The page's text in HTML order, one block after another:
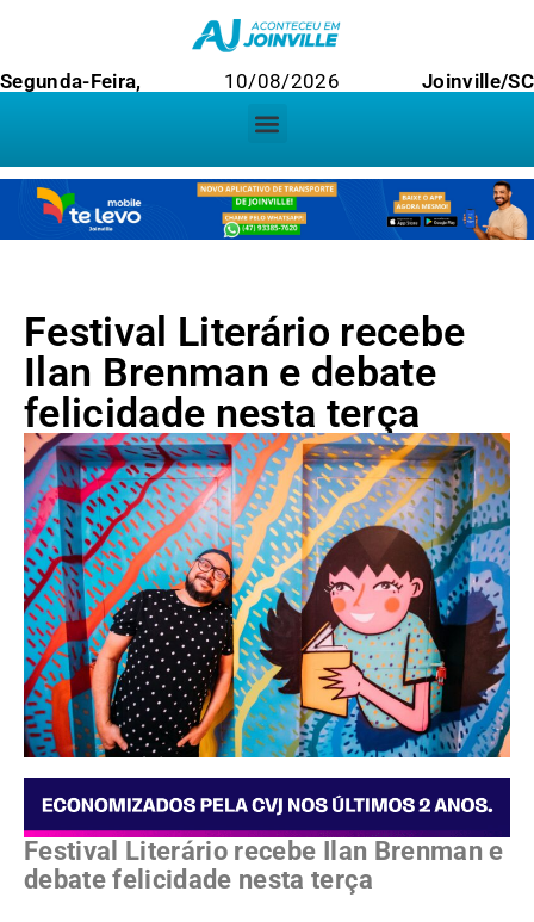
Segunda-Feira, 10/08/2026 Joinville/SC
Festival Literário recebe
Ilan Brenman e debate
felicidade nesta terça
Festival Literário recebe Ilan Brenman e
debate felicidade nesta terça